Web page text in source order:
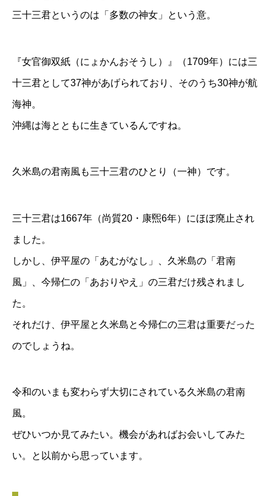
三十三君というのは「多数の神女」という意。
『女官御双紙（にょかんおそうし）』（1709年）には三
十三君として37神があげられており、そのうち30神が航
海神。
沖縄は海とともに生きているんですね。
久米島の君南風も三十三君のひとり（一神）です。
三十三君は1667年（尚質20・康煕6年）にほぼ廃止され
ました。
しかし、伊平屋の「あむがなし」、久米島の「君南
風」、今帰仁の「あおりやえ」の三君だけ残されまし
た。
それだけ、伊平屋と久米島と今帰仁の三君は重要だった
のでしょうね。
令和のいまも変わらず大切にされている久米島の君南
風。
ぜひいつか見てみたい。機会があればお会いしてみた
い。と以前から思っています。